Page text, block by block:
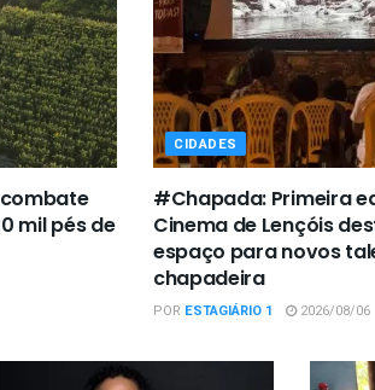
mil pés de
CIDADES
#Chapada: Primeira
Cinema de Lençóis
espaço para novos
chapadeira
POR ESTAGIÁRIO 1 2026/08/06